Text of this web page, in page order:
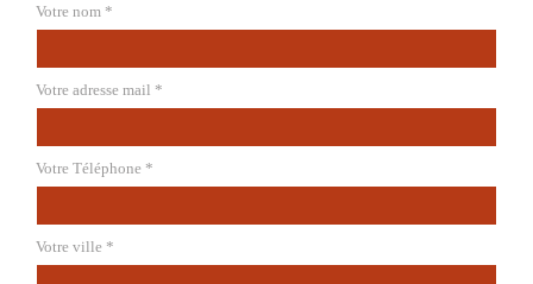
Votre nom *
Votre adresse mail *
Votre Téléphone *
Votre ville *